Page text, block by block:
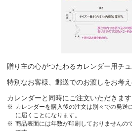
贈り主の心がつたわるカレンダー用チュ
特別なお客様、郵送でのお渡しをお考
カレンダーと同時にご注文いただきま
カレンダーを購入後の注文は別々での発送
に届くことになります。
商品表面には年数が印刷しておりませんの